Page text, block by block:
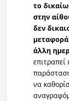
το
στην
δεν
μεταφορά
άλλη
να